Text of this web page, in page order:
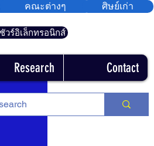
คณะต่างๆ ศิษย์เก่า
วร์อิเล็กทรอนิกส์
Research Contact